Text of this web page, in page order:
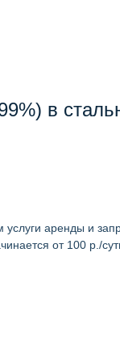
в
аренды и
от 100 р./